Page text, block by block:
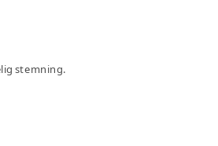
stemning.